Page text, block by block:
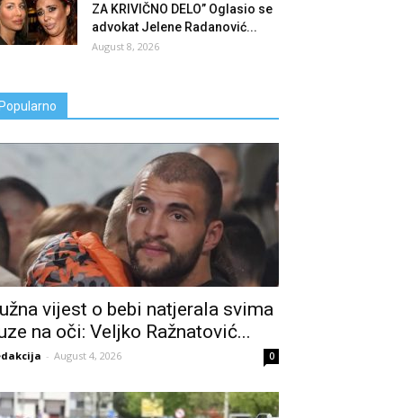
ZA KRIVIČNO DELO” Oglasio se
advokat Jelene Radanović...
August 8, 2026
Popularno
vijest o bebi natjerala svima
na oči: Veljko Ražnatović...
- August 4, 2026 0